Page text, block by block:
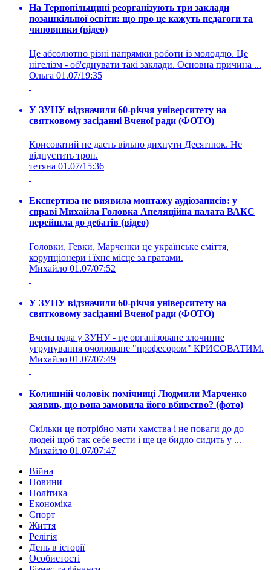
На Тернопільщині реорганізують три заклади
позашкільної освіти: що про це кажуть педагоги та
чиновники (відео)
Це абсолютно різні напрямки роботи із молоддю. Це
нігелізм - об'єднувати такі заклади. Основна причина ...
Ольга 01.07/19:35
У ЗУНУ відзначили 60-річчя університету на
святковому засіданні Вченої ради (ФОТО)
Крисоватий не дасть вільно дихнути Десятнюк. Не
відпустить трон.
тетяна 01.07/15:36
Експертиза не виявила монтажу аудіозаписів: у
справі Михайла Головка Апеляційна палата ВАКС
перейшла до дебатів (відео)
Головки, Гевки, Марченки це українське сміття,
корупціонери і їхнє місце за гратами.
Михайло 01.07/07:52
У ЗУНУ відзначили 60-річчя університету на
святковому засіданні Вченої ради (ФОТО)
Вчена рада у ЗУНУ - це організоване злочинне
угрупування очолюване "професором" КРИСОВАТИМ.
Михайло 01.07/07:49
Колишній чоловік помічниці Людмили Марченко
заявив, що вона замовила його вбивство? (фото)
Скільки це потрібно мати хамства і не поваги до до
людей щоб так себе вести і ще це бидло сидить у ...
Михайло 01.07/07:47
Війна
Новини
Політика
Економіка
Спорт
Життя
Релігія
День в історії
Особистості